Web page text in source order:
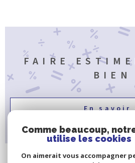
FAIRE
BIEN
En savoir
Comme beaucoup,
utilise les cookies
On aimerait vous accompagner